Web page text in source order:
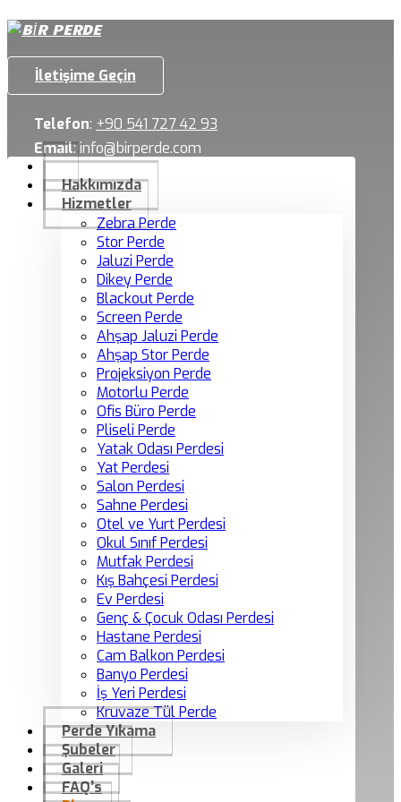
İletişime Geçin
Telefon: +90 541 727 42 93
Email:info@birperde.com
Hakkımızda
Hizmetler
Zebra Perde
Stor Perde
Jaluzi Perde
Dikey Perde
Blackout Perde
Screen Perde
Ahşap Jaluzi Perde
Ahşap Stor Perde
Projeksiyon Perde
Motorlu Perde
Ofis Büro Perde
Pliseli Perde
Yatak Odası Perdesi
Yat Perdesi
Salon Perdesi
Sahne Perdesi
Otel ve Yurt Perdesi
Okul Sınıf Perdesi
Mutfak Perdesi
Kış Bahçesi Perdesi
Ev Perdesi
Genç & Çocuk Odası Perdesi
Hastane Perdesi
Cam Balkon Perdesi
Banyo Perdesi
İş Yeri Perdesi
Kruvaze Tül Perde
Perde Yıkama
Şubeler
Galeri
FAQ’s